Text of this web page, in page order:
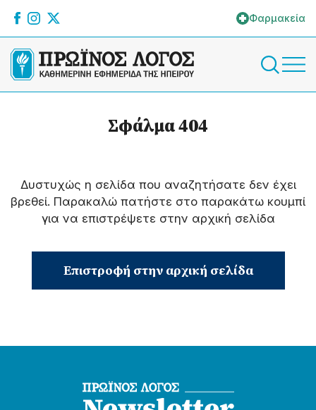
Φαρμακεία
Σφάλμα 404
Δυστυχώς η σελίδα που αναζητήσατε δεν έχει
βρεθεί. Παρακαλώ πατήστε στο παρακάτω κουμπί
για να επιστρέψετε στην αρχική σελίδα
Επιστροφή στην αρχική σελίδα